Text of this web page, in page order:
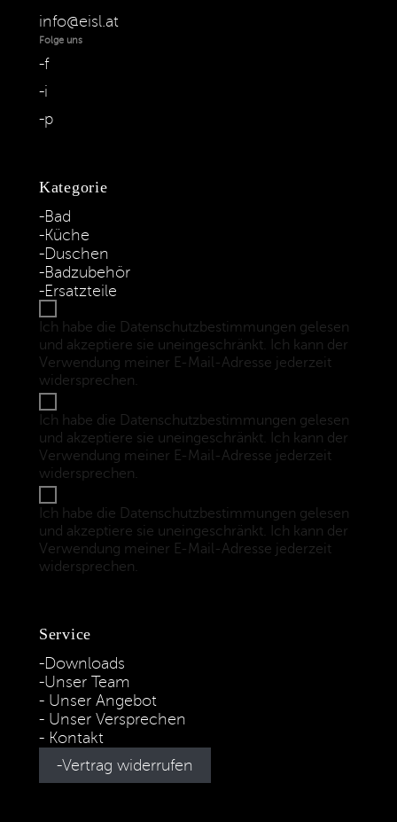
info@eisl.at
Folge uns
f
i
p
Kategorie
Bad
Küche
Duschen
Badzubehör
Ersatzteile
Ich habe die Datenschutzbestimmungen gelesen
und akzeptiere sie uneingeschränkt. Ich kann der
Verwendung meiner E-Mail-Adresse jederzeit
widersprechen.
Ich habe die Datenschutzbestimmungen gelesen
und akzeptiere sie uneingeschränkt. Ich kann der
Verwendung meiner E-Mail-Adresse jederzeit
widersprechen.
Ich habe die Datenschutzbestimmungen gelesen
und akzeptiere sie uneingeschränkt. Ich kann der
Verwendung meiner E-Mail-Adresse jederzeit
widersprechen.
Service
Downloads
Unser Team
Unser Angebot
Unser Versprechen
Kontakt
Vertrag widerrufen